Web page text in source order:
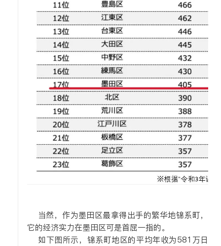
当然，作为墨田区最拿得出手的繁华地锦系町，
它的经济实力在墨田区可是首屈一指的。
如下图所示，锦系町地区的平均年收为581万日